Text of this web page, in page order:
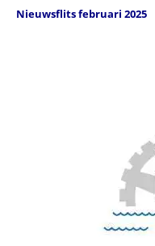
Nieuwsflits februari 2025